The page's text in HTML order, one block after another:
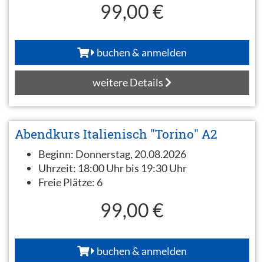
99,00 €
buchen & anmelden
weitere Details
Abendkurs Italienisch "Torino" A2
Beginn: Donnerstag, 20.08.2026
Uhrzeit: 18:00 Uhr bis 19:30 Uhr
Freie Plätze: 6
99,00 €
buchen & anmelden